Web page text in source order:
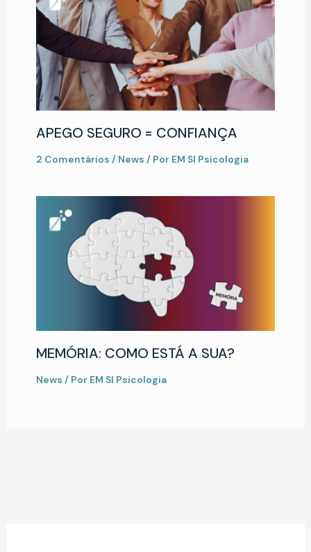
APEGO SEGURO = CONFIANÇA
2 Comentários / News / Por EM SI Psicologia
MEMÓRIA: COMO ESTÁ A SUA?
News / Por EM SI Psicologia